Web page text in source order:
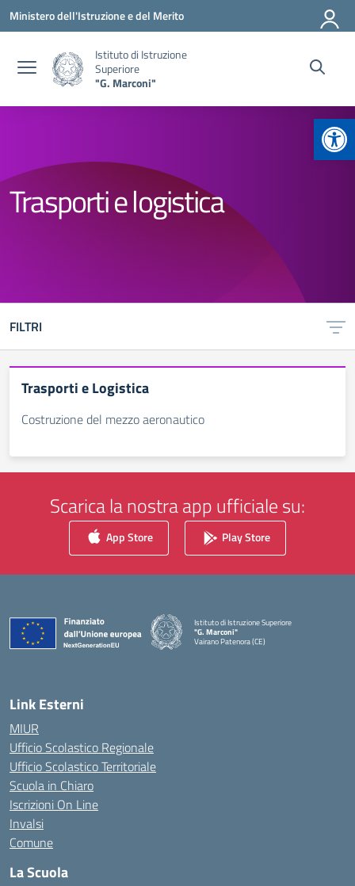
Vai ai contenuti
Vai al menu di navigazione
Vai al footer
Ministero dell'Istruzione e del Merito
Istituto di Istruzione
Superiore
"G. Marconi"
Trasporti e logistica
FILTRI
Trasporti e Logistica
Costruzione del mezzo aeronautico
Scarica la nostra app ufficiale su:
App Store Play Store
Istituto di Istruzione Superiore
"G. Marconi"
Vairano Patenora (CE)
Link Esterni
MIUR
Ufficio Scolastico Regionale
Ufficio Scolastico Territoriale
Scuola in Chiaro
Iscrizioni On Line
Invalsi
Comune
La Scuola